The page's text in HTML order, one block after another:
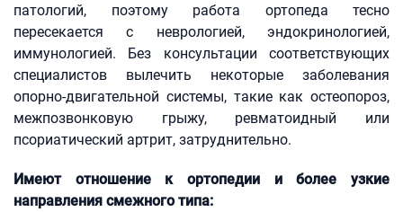
патологий, поэтому работа ортопеда тесно
пересекается с неврологией, эндокринологией,
иммунологией. Без консультации соответствующих
специалистов вылечить некоторые заболевания
опорно-двигательной системы, такие как остеопороз,
межпозвонковую грыжу, ревматоидный или
псориатический артрит, затруднительно.
Имеют отношение к ортопедии и более узкие
направления смежного типа: